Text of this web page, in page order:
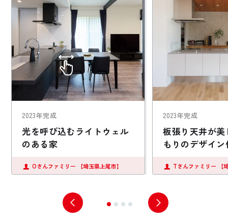
2023年完成
光を呼び込むライトウェル
のある家
Oさんファミリー 【埼玉県上尾市】
2023年完成
板張り天井が
もりのデザイン
Tさんファミリー 【